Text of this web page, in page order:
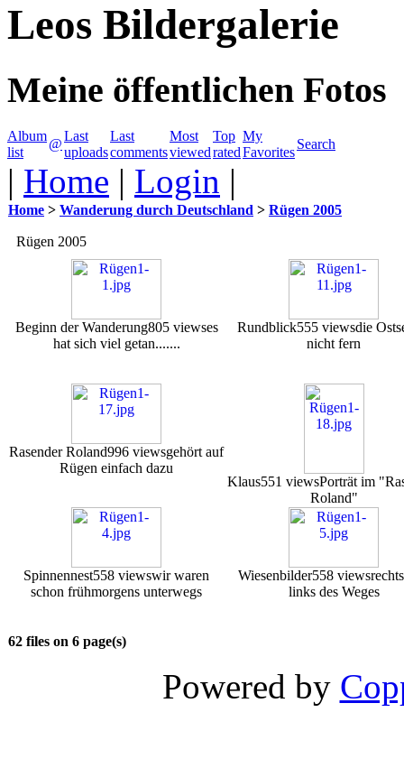
Leos Bildergalerie
Meine öffentlichen Fotos
Album
list
@
Last
uploads
Last
comments
Most
viewed
Top
rated
My
Favorites
Search
| Home | Login |
Home > Wanderung durch Deutschland > Rügen 2005
Rügen 2005
Beginn der Wanderung805 viewses
hat sich viel getan.......
Rundblick555 viewsdie
nicht fern
Rasender Roland996 viewsgehört auf
Rügen einfach dazu
Klaus551 viewsPorträt im
Roland"
Spinnennest558 viewswir waren
schon frühmorgens unterwegs
Wiesenbilder558 views
links des Weges
62 files on 6 page(s)
Powered by